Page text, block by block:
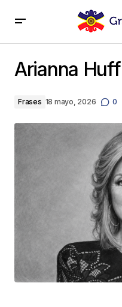
Arianna
Frases 18 mayo, 2026 0